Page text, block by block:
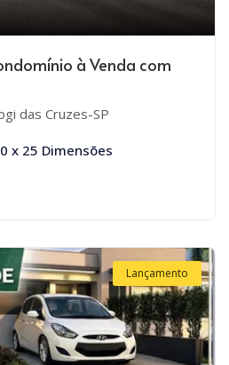
à Venda com
das Cruzes-SP
x 25 Dimensões
Lançamento